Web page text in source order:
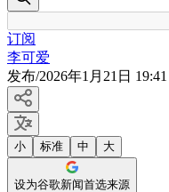
订阅
李可爱
发布/2026年1月21日 19:41
小 标准 中 大
设为谷歌新闻首选来源